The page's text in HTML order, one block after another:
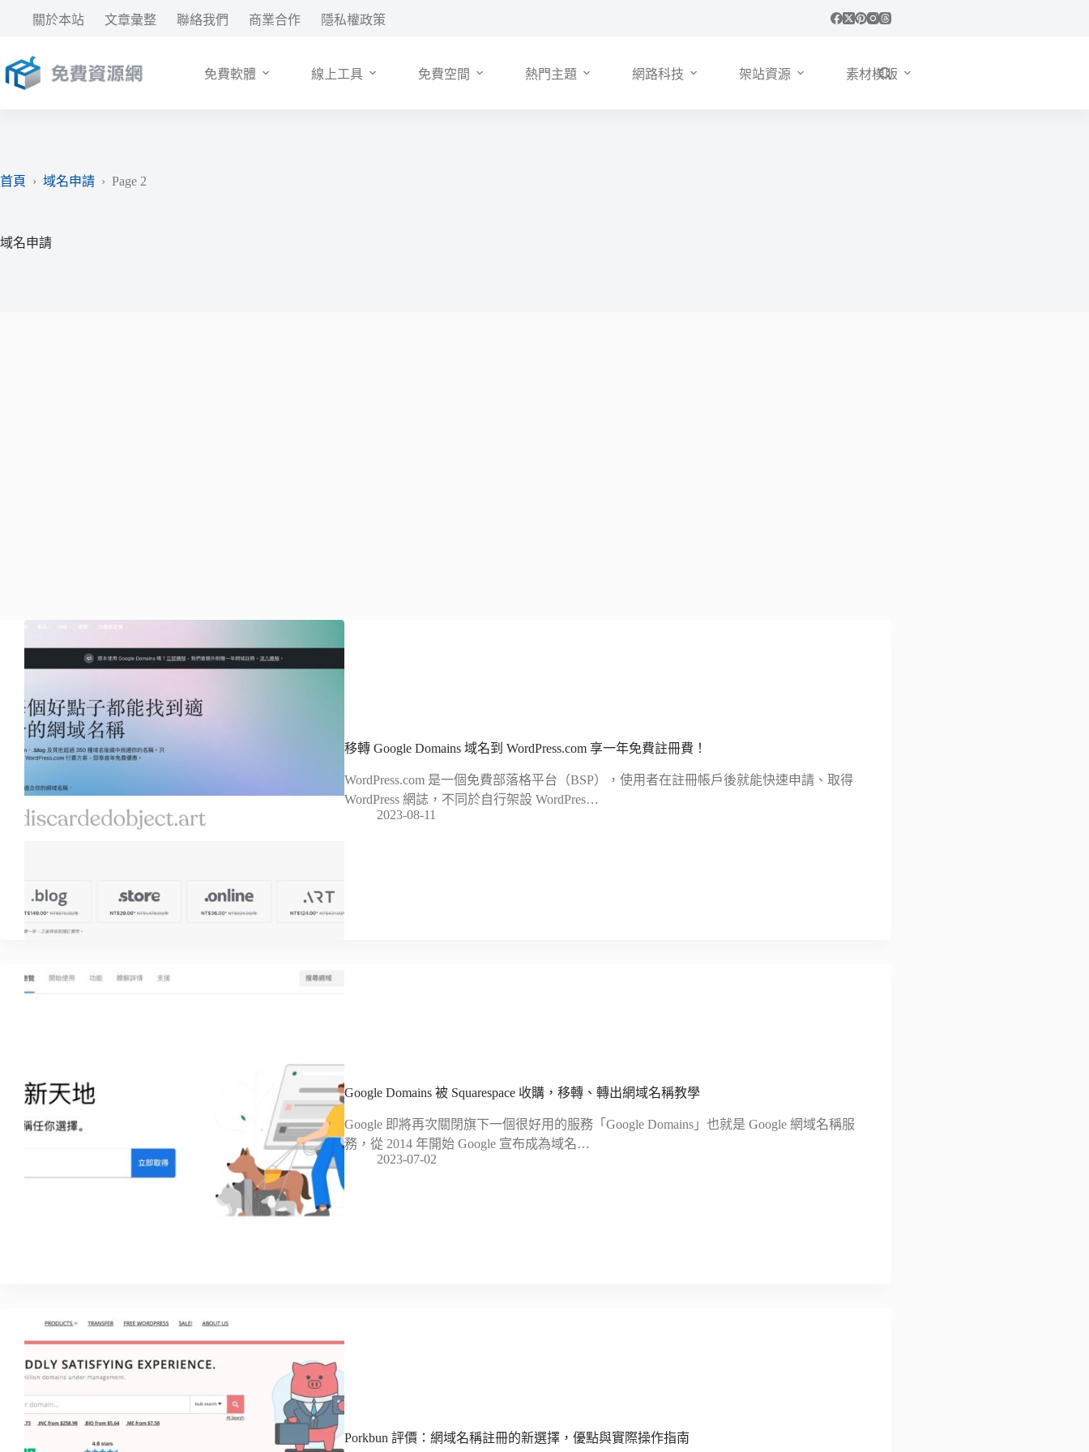
要
內
關於本站 文章彙整 聯絡我們 商業合作 隱私權政策
免費軟體 線上工具 免費空間 熱門主題 網路科技 架站資源 素材模版
首頁 › 域名申請 › Page 2
域名申請
移轉 Google Domains 域名到 WordPress.com 享一年免費註冊費！
WordPress.com 是一個免費部落格平台（BSP），使用者在註冊帳戶後就能快速申請、取得
WordPress 網誌，不同於自行架設 WordPres…
2023-08-11
Google Domains 被 Squarespace 收購，移轉、轉出網域名稱教學
Google 即將再次關閉旗下一個很好用的服務「Google Domains」也就是 Google 網域名稱服
務，從 2014 年開始 Google 宣布成為域名…
2023-07-02
Porkbun 評價：網域名稱註冊的新選擇，優點與實際操作指南